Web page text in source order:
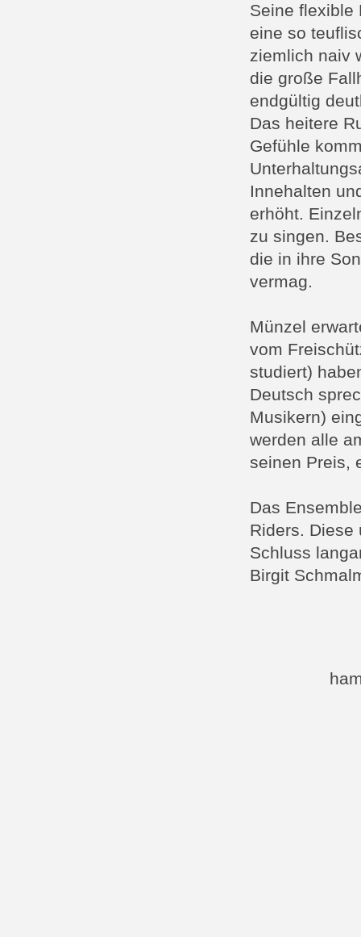
Seine flexible
eine so
ziemlich naiv
die große
endgültig
Das heitere
Gefühle
Innehalten
erhöht.
zu singen.
die in ihre
vermag.
Münzel
vom
studiert)
Deutsch
Musikern)
werden alle
seinen Preis,
Das
Riders. Diese
Schluss
Birgit